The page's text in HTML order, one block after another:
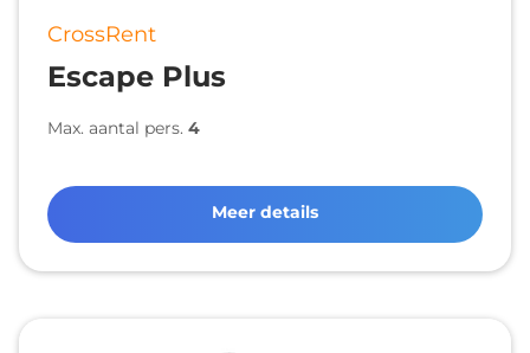
CrossRent
Escape Plus
Max. aantal pers. 4
Meer details